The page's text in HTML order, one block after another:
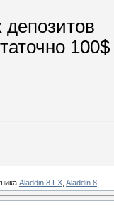
Aladdin 8 FX Aladdin 8